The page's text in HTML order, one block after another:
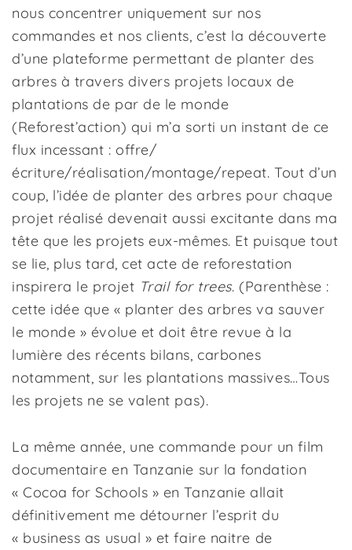
nous concentrer uniquement sur nos
commandes et nos clients, c’est la découverte
d’une plateforme permettant de planter des
arbres à travers divers projets locaux de
plantations de par de le monde
(Reforest’action) qui m’a sorti un instant de ce
flux incessant : offre/
écriture/réalisation/montage/repeat. Tout d’un
coup, l’idée de planter des arbres pour chaque
projet réalisé devenait aussi excitante dans ma
tête que les projets eux-mêmes. Et puisque tout
se lie, plus tard, cet acte de reforestation
inspirera le projet Trail for trees. (Parenthèse :
cette idée que « planter des arbres va sauver
le monde » évolue et doit être revue à la
lumière des récents bilans, carbones
notamment, sur les plantations massives…Tous
les projets ne se valent pas).
La même année, une commande pour unfilm
documentaire en Tanzanie sur la fondation
« Cocoa for Schools » en Tanzanie allait
définitivement me détourner l’esprit du
« business as usual » et faire naitre de